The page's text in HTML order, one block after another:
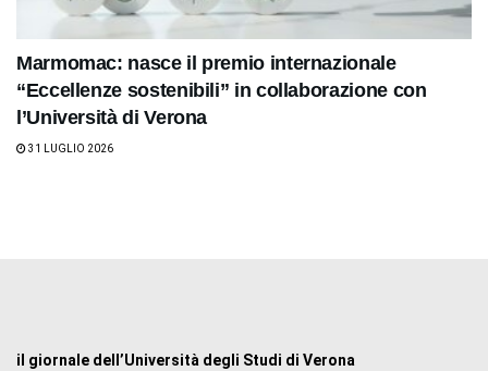
Marmomac: nasce il premio internazionale
“Eccellenze sostenibili” in collaborazione con
l’Università di Verona
31 LUGLIO 2026
il giornale dell’Università degli Studi di Verona